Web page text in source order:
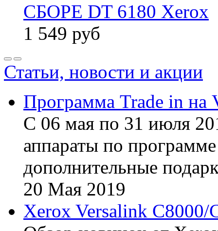
СБОРЕ DT 6180 Xerox
1 549 руб
Статьи, новости и акции
Программа Trade in на
С 06 мая по 31 июля
аппараты по
дополнительные
20 Мая 2019
Xerox Versalink C8000/